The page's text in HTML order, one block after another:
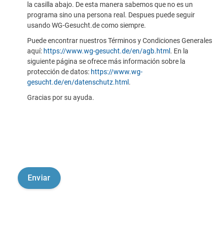
la casilla abajo. De esta manera sabemos que no es un
programa sino una persona real. Despues puede seguir
usando WG-Gesucht.de como siempre.
Puede encontrar nuestros Términos y Condiciones Generales
aquí: https://www.wg-gesucht.de/en/agb.html . En la
siguiente página se ofrece más información sobre la
protección de datos: https://www.wg-
gesucht.de/en/datenschutz.html .
Gracias por su ayuda.